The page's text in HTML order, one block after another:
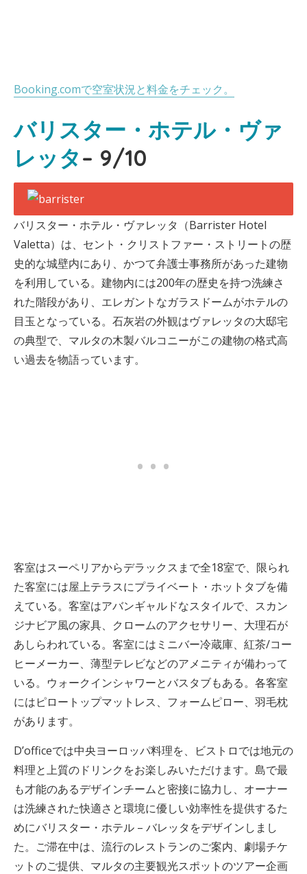
Booking.comで空室状況と料金をチェック。
バリスター・ホテル・ヴァ
レッタ– 9/10
バリスター・ホテル・ヴァレッタ（Barrister Hotel
Valetta）は、セント・クリストファー・ストリートの歴
史的な城壁内にあり、かつて弁護士事務所があった建物
を利用している。建物内には200年の歴史を持つ洗練さ
れた階段があり、エレガントなガラスドームがホテルの
目玉となっている。石灰岩の外観はヴァレッタの大邸宅
の典型で、マルタの木製バルコニーがこの建物の格式高
い過去を物語っています。
客室はスーペリアからデラックスまで全18室で、限られ
た客室には屋上テラスにプライベート・ホットタブを備
えている。客室はアバンギャルドなスタイルで、スカン
ジナビア風の家具、クロームのアクセサリー、大理石が
あしらわれている。客室にはミニバー冷蔵庫、紅茶/コー
ヒーメーカー、薄型テレビなどのアメニティが備わって
いる。ウォークインシャワーとバスタブもある。各客室
にはピロートップマットレス、フォームピロー、羽毛枕
があります。
D’officeでは中央ヨーロッパ料理を、ビストロでは地元の
料理と上質のドリンクをお楽しみいただけます。島で最
も才能のあるデザインチームと密接に協力し、オーナー
は洗練された快適さと環境に優しい効率性を提供するた
めにバリスター・ホテル – バレッタをデザインしまし
た。ご滞在中は、流行のレストランのご案内、劇場チケ
ットのご提供、マルタの主要観光スポットのツアー企画